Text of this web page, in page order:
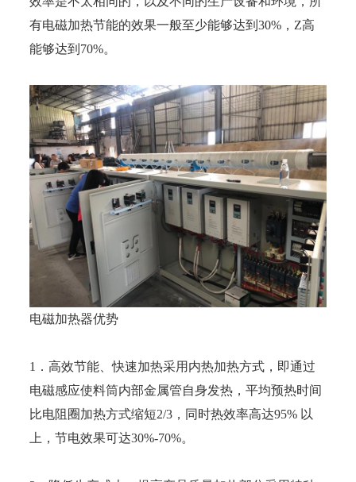
有电磁加热节能的效果一般至少能够达到30%，Z高
能够达到70%。
电磁加热器优势
1．高效节能、快速加热采用内热加热方式，即通过
电磁感应使料筒内部金属管自身发热，平均预热时间
比电阻圈加热方式缩短2/3，同时热效率高达95% 以
上，节电效果可达30%-70%。